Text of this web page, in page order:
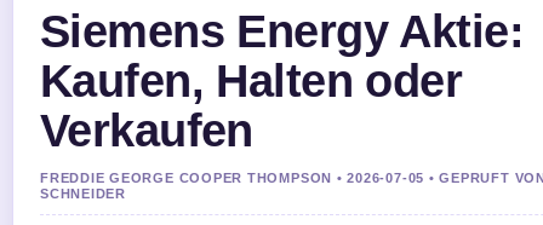
Siemens Energy Aktie:
Kaufen, Halten oder
Verkaufen
FREDDIE GEORGE COOPER THOMPSON • 2026-07-05 • GEPRUFT
SCHNEIDER